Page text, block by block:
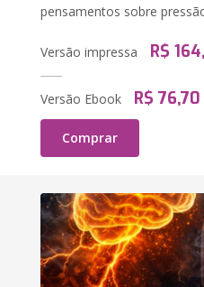
pensamentos sobre
Versão impressa R$
Versão Ebook R$ 76,70
Comprar